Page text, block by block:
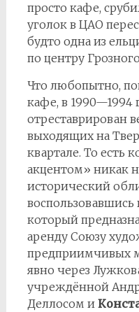
просто кафе,
уголок в ЦАО
будто одна из
по центру
Что любопытно,
кафе, в 1990—1994
отреставрирован
выходящих на
квартале. То есть
акцентом» никак
исторический
который
аренду Союзу
предприимчивых
явно через
учреждённой
Деллосом и